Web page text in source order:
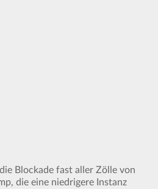
Blockade fast aller Zölle von
die eine niedrigere Instanz